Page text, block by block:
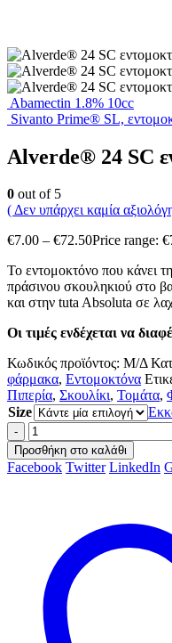
Abamectin 1.8% 10cc
Sivanto Prime® SL,
Alverde® 24 SC
0 out of 5
( Δεν υπάρχει καμία
€7.00 – €72.50Price range:
Το εντομοκτόνο που κάνει
πράσινου σκουληκιού στο
και στην tuta Absoluta σε
Οι τιμές ενδέχεται να
Κωδικός προϊόντος: Μ/Δ
φάρμακα, Εντομοκτόνα
Πιπερία, Σκουλίκι, Τομάτα,
Size
-
Προσθήκη στο καλάθι
Facebook Twitter LinkedIn